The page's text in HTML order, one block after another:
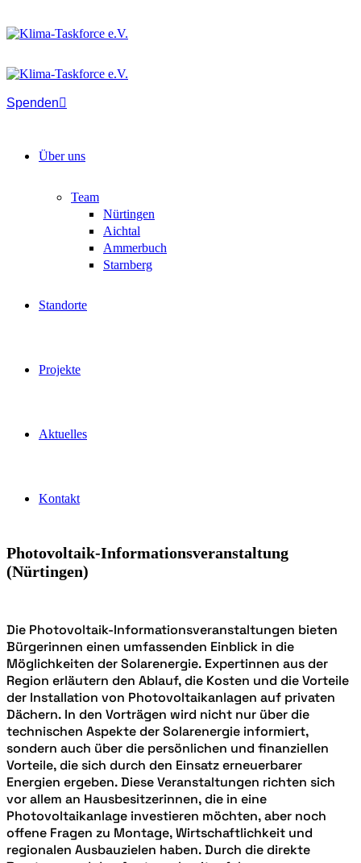
Spenden
Über uns
Team
Nürtingen
Aichtal
Ammerbuch
Starnberg
Standorte
Projekte
Aktuelles
Kontakt
Photovoltaik-Informationsveranstaltung
(Nürtingen)
Die Photovoltaik-Informationsveranstaltungen bieten
Bürgerinnen einen umfassenden Einblick in die
Möglichkeiten der Solarenergie. Expertinnen aus der
Region erläutern den Ablauf, die Kosten und die Vorteile
der Installation von Photovoltaikanlagen auf privaten
Dächern. In den Vorträgen wird nicht nur über die
technischen Aspekte der Solarenergie informiert,
sondern auch über die persönlichen und finanziellen
Vorteile, die sich durch den Einsatz erneuerbarer
Energien ergeben. Diese Veranstaltungen richten sich
vor allem an Hausbesitzerinnen, die in eine
Photovoltaikanlage investieren möchten, aber noch
offene Fragen zu Montage, Wirtschaftlichkeit und
regionalen Ausbauzielen haben. Durch die direkte